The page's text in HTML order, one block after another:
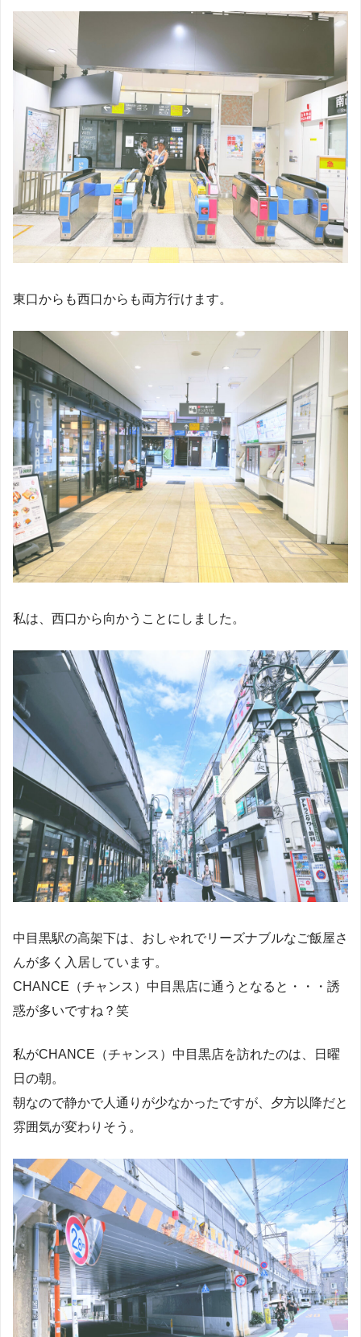
東口からも西口からも両方行けます。
私は、西口から向かうことにしました。
中目黒駅の高架下は、おしゃれでリーズナブルなご飯屋さ
んが多く入居しています。
CHANCE（チャンス）中目黒店に通うとなると・・・誘
惑が多いですね？笑
私がCHANCE（チャンス）中目黒店を訪れたのは、日曜
日の朝。
朝なので静かで人通りが少なかったですが、夕方以降だと
雰囲気が変わりそう。